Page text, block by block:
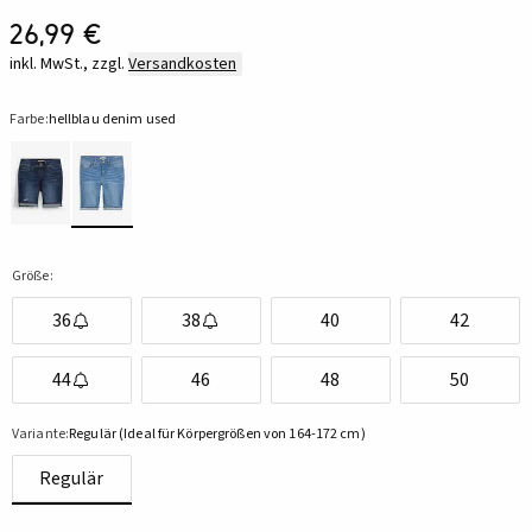
26,99 €
inkl. MwSt., zzgl. Versandkosten
Farbe:hellblau denim used
Größe:
36 38 40 42
44 46 48 50
Variante:Regulär (Ideal für Körpergrößen von 164-172 cm)
Regulär